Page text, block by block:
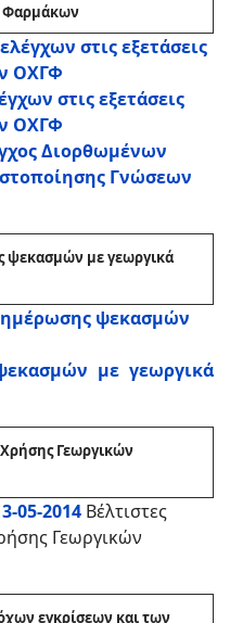
Φαρμάκων
στις εξετάσεις
ΟΧΓΦ
στις εξετάσεις
ΟΧΓΦ
Διορθωμένων
Γνώσεων
ψεκασμών με γεωργικά
ψεκασμών
με γεωργικά
Χρήσης Γεωργικών
05-2014 Βέλτιστες
Γεωργικών
εγκρίσεων και των